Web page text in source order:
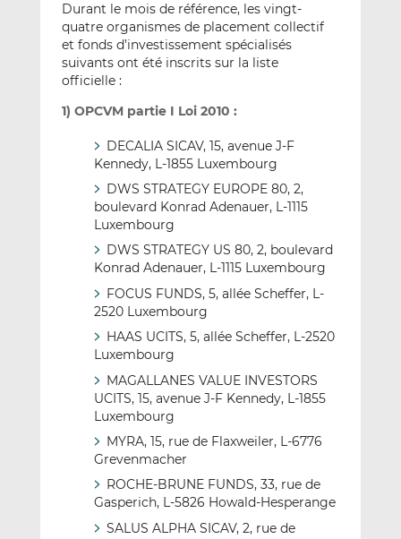
Durant le mois de référence, les vingt-
quatre organismes de placement collectif
et fonds d’investissement spécialisés
suivants ont été inscrits sur la liste
officielle :
1) OPCVM partie I Loi 2010 :
DECALIA SICAV, 15, avenue J-F
Kennedy, L-1855 Luxembourg
DWS STRATEGY EUROPE 80, 2,
boulevard Konrad Adenauer, L-1115
Luxembourg
DWS STRATEGY US 80, 2, boulevard
Konrad Adenauer, L-1115 Luxembourg
FOCUS FUNDS, 5, allée Scheffer, L-
2520 Luxembourg
HAAS UCITS, 5, allée Scheffer, L-2520
Luxembourg
MAGALLANES VALUE INVESTORS
UCITS, 15, avenue J-F Kennedy, L-1855
Luxembourg
MYRA, 15, rue de Flaxweiler, L-6776
Grevenmacher
ROCHE-BRUNE FUNDS, 33, rue de
Gasperich, L-5826 Howald-Hesperange
SALUS ALPHA SICAV, 2, rue de